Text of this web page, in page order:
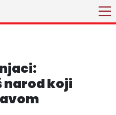
narod koji